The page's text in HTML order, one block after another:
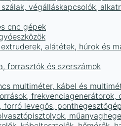
végálláskapcsolók,
cnc gépek
alátétek, húrok és
forrasztók és szerszámok
multiméter, kábel és
frekvenciagenerátorok,
forró levegős,